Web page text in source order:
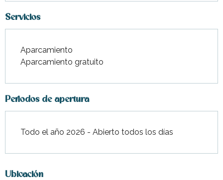
Servicios
Aparcamiento
Aparcamiento gratuito
Periodos de apertura
Todo el año 2026 - Abierto todos los días
Ubicación